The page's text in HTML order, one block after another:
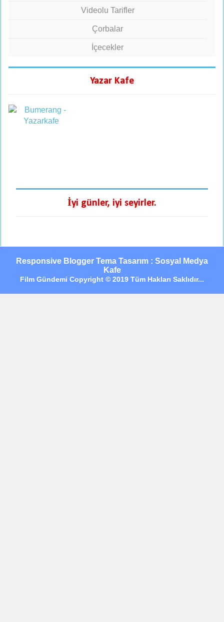
Videolu Tarifler
Çorbalar
İçecekler
Yazar Kafe
İyi günler, iyi seyirler.
Responsive Blogger Tema Tasarım : Sosyal Medya
Kafe
Film Gündemi Copyright © 2019 Tüm Hakları Saklıdır...